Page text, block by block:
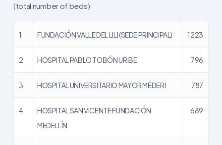
(total number of beds)
1 FUNDACIÓN VALLE DEL LILI (SEDE PRINCIPAL) 1223
2 HOSPITAL PABLO TOBÓN URIBE 796
3 HOSPITAL UNIVERSITARIO MAYOR MÉDERI 787
4
HOSPITAL SAN VICENTE FUNDACIÓN
MEDELLÍN
689